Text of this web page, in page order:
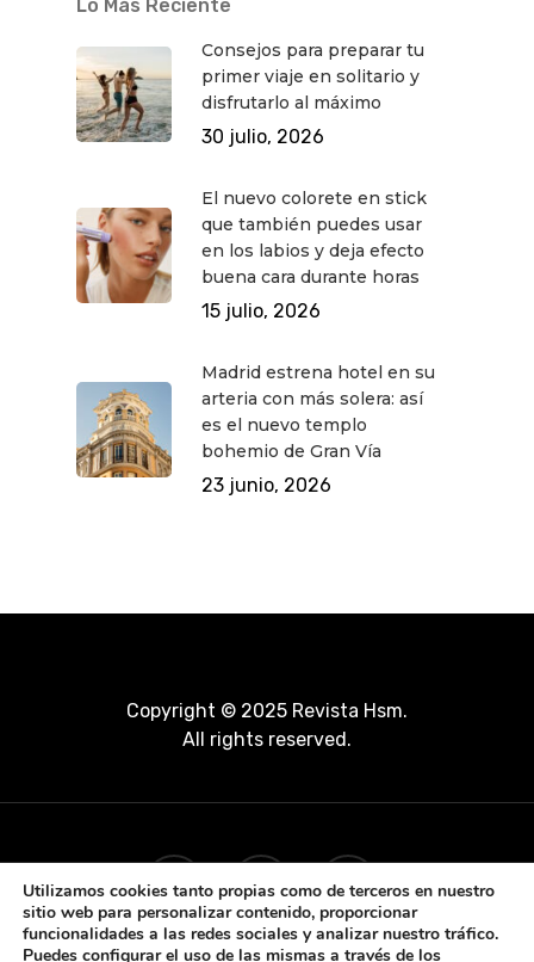
Lo Más Reciente
Consejos para preparar tu
primer viaje en solitario y
disfrutarlo al máximo
30 julio, 2026
El nuevo colorete en stick
que también puedes usar
en los labios y deja efecto
buena cara durante horas
15 julio, 2026
Madrid estrena hotel en su
arteria con más solera: así
es el nuevo templo
bohemio de Gran Vía
23 junio, 2026
Copyright © 2025 Revista Hsm.
All rights reserved.
Utilizamos cookies tanto propias como de terceros en nuestro
sitio web para personalizar contenido, proporcionar
funcionalidades a las redes sociales y analizar nuestro tráfico.
Puedes configurar el uso de las mismas a través de los